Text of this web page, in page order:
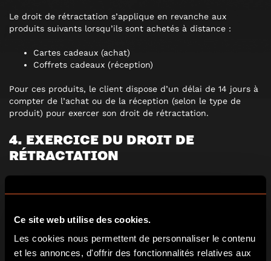
Ce site web utilise des cookies.
Les cookies nous permettent de personnaliser le contenu
et les annonces, d'offrir des fonctionnalités relatives aux
Le droit de rétractation s’applique en revanche aux
produits suivants lorsqu’ils sont achetés à distance :
Cartes cadeaux (achat)
Coffrets cadeaux (réception)
Pour ces produits, le client dispose d’un délai de 14 jours à
compter de l’achat ou de la réception (selon le type de
produit) pour exercer son droit de rétractation.
4. EXERCICE DU DROIT DE
RÉTRACTATION
formulaire de rétractation disponible sur cette page
sa volonté de se rétracter.
Un accusé de réception sera envoyé au consommateur
après traitement de sa demande.